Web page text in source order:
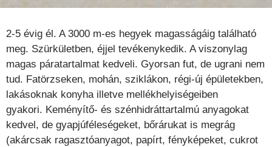
2-5 évig él. A 3000 m-es hegyek magasságáig található
meg. Szürkületben, éjjel tevékenykedik. A viszonylag
magas páratartalmat kedveli. Gyorsan fut, de ugrani nem
tud. Fatörzseken, mohán, sziklákon, régi-új épületekben,
lakásoknak konyha illetve mellékhelyiségeiben
gyakori. Keményítő- és szénhidráttartalmú anyagokat
kedvel, de gyapjúféleségeket, bőrárukat is megrág
(akárcsak ragasztóanyagot, papírt, fényképeket, cukrot